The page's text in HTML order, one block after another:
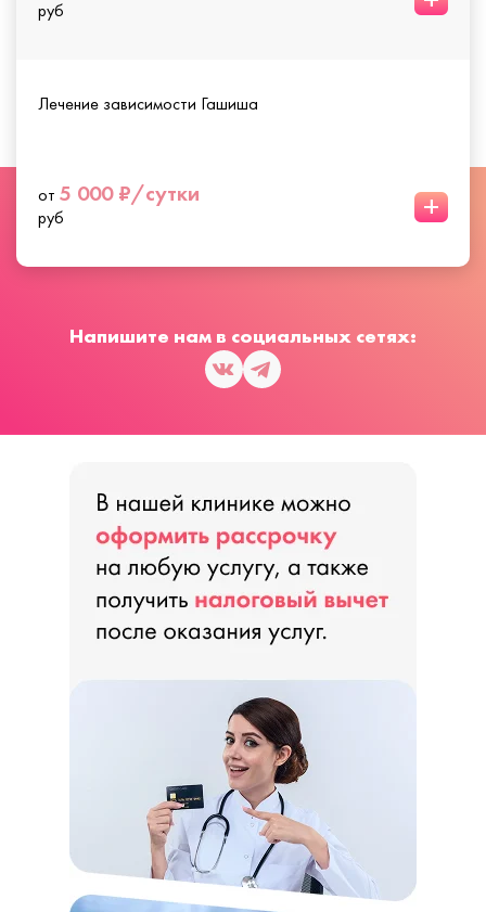
руб
Лечение зависимости Гашиша
от 5 000 ₽/сутки
руб +
Напишите нам в социальных сетях: